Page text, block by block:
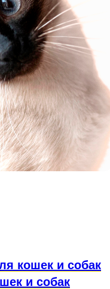
кошек и собак
и собак